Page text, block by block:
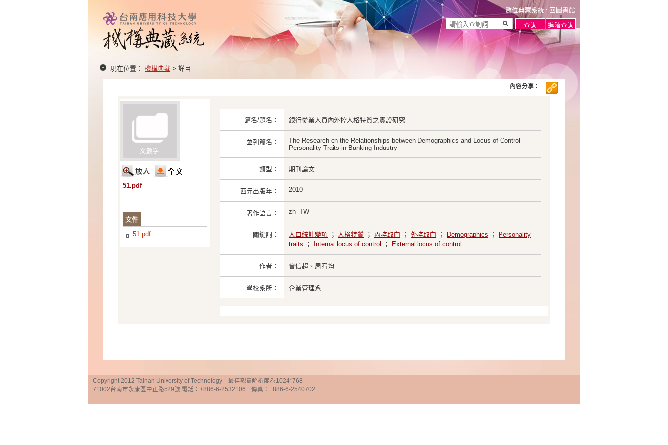
數位典藏系統 回圖書館
現在位置： 機構典藏 > 詳目
51.pdf
文件
51.pdf
篇名/題名： 銀行從業人員內外控人格特質之實證研究
並列篇名：
The Research on the Relationships between Demographics and Locus of Control
Personality Traits in Banking Industry
類型： 期刊論文
西元出版年： 2010
著作語言： zh_TW
關鍵詞： 人口統計變項 ； 人格特質 ； 內控取向 ； 外控取向 ； Demographics ；
Personality
traits ； Internal locus of control ； External locus of control
作者： 曾信超、周宥均
學校系所： 企業管理系
內容分享：
Copyright 2012 Tainan University of Technology 最佳觀賞解析度為1024*768
71002台南市永康區中正路529號 電話：+886-6-2532106 傳真：+886-6-2540702